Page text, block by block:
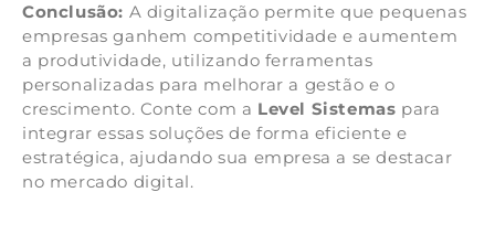
Conclusão: A digitalização permite que pequenas
empresas ganhem competitividade e aumentem
a produtividade, utilizando ferramentas
personalizadas para melhorar a gestão e o
crescimento. Conte com a Level Sistemas para
integrar essas soluções de forma eficiente e
estratégica, ajudando sua empresa a se destacar
no mercado digital.